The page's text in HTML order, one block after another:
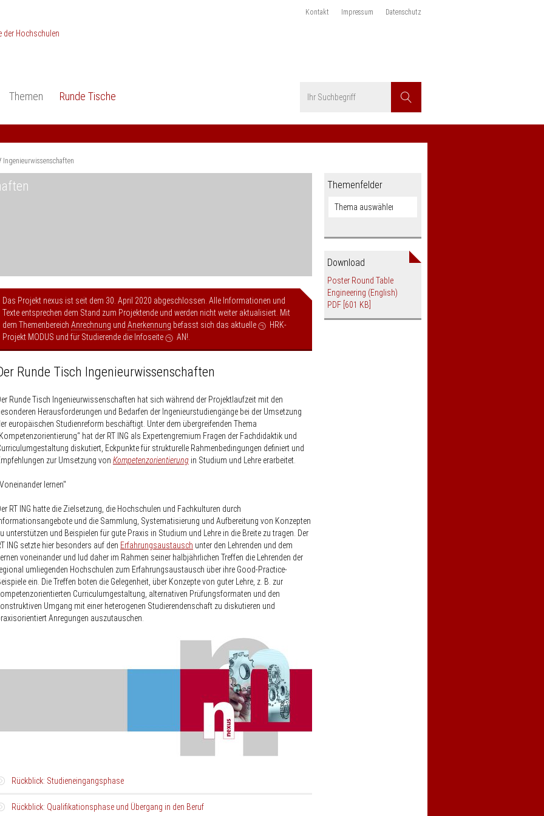
Kontakt Impressum Datenschutz
Suchen
Themen
Studieneingangsphase
Studienqualität
Praxisbezüge
Runde Tische
Anerkennung
Ingenieur­wissenschaften
Das Projekt nexus ist seit dem 30. April 2020 abgeschlossen. Alle Informationen und
Texte entsprechen dem Stand zum Projektende und werden nicht weiter aktualisiert. Mit
dem Themenbereich Anrechnung und Anerkennung befasst sich das aktuelle
HRK-
Projekt MODUS und für Studierende die Infoseite AN!
Runde Tisch Ingenieur­wissenschaften
Runde Tisch Ingenieur­wissenschaften hat sich während der Projektlaufzeit mit den
Herausforderungen und Bedarfen der Ingenieurstudiengänge bei der Umsetzung
europäischen Studienreform beschäftigt. Unter dem übergreifenden Thema
hat der RT ING als Expertengremium Fragen der Fachdidaktik und
diskutiert, Eckpunkte für strukturelle Rahmenbedingungen definiert und
zur Umsetzung von Kompetenzorientierung in Studium und Lehre erarbeitet.
lernen"
RT ING hatte die Zielsetzung, die Hochschulen und Fachkulturen durch
und die Sammlung, Systematisierung und Aufbereitung von Konzepten
unterstützen und Beispielen für gute Praxis in Studium und Lehre in die Breite zu tragen. Der
ING setzte hier besonders auf den Erfahrungsaustausch unter den Lehrenden und dem
Lernen voneinander und lud daher im Rahmen seiner halbjährlichen Treffen die Lehrenden der
umliegenden Hochschulen zum Erfahrungsaustausch über ihre Good-Practice-
ein. Die Treffen boten die Gelegenheit, über Konzepte von guter Lehre, z. B. zur
Curriculumgestaltung, alternativen Prüfungsformaten und den
Umgang mit einer heterogenen Studierendenschaft zu diskutieren und
Anregungen auszutauschen.
Rückblick: Studieneingangsphase
Der RT Ing beschäftigte sich im Jahre 2015 intensiv mit dem Schwerpunktthema
Rückblick: Qualifikationsphase und Übergang in den Beruf
Themenfelder
Download
Poster Round Table
Engineering (English)
PDF [601 KB]